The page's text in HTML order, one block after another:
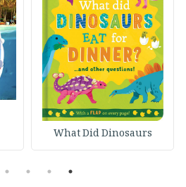
What Did Dinosaurs
1
2
3
4